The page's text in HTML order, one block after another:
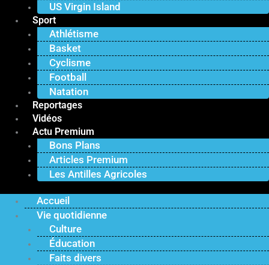
US Virgin Island
Sport
Athlétisme
Basket
Cyclisme
Football
Natation
Reportages
Vidéos
Actu Premium
Bons Plans
Articles Premium
Les Antilles Agricoles
Accueil
Vie quotidienne
Culture
Éducation
Faits divers